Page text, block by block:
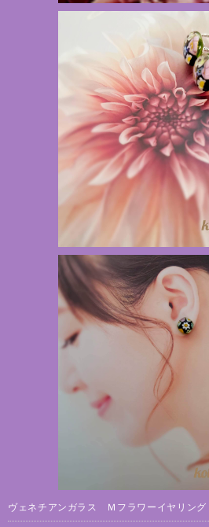
ヴェネチアンガラス Ｍフラワーイヤリング